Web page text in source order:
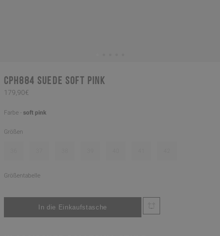
CPH884 suede soft pink
179,90€
Farbe - soft pink
Größen
Größentabelle